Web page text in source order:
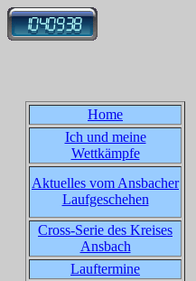
Home
Ich und meine
Wettkämpfe
Aktuelles vom Ansbacher
Laufgeschehen
Cross-Serie des Kreises
Ansbach
Lauftermine